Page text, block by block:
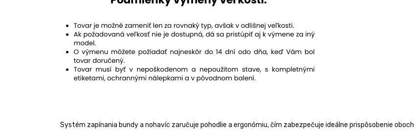
Systém zapínania bundy a nohavíc zaručuje pohodlie a ergonómiu, čím zabezpečuje ideálne prispôsobenie oboch